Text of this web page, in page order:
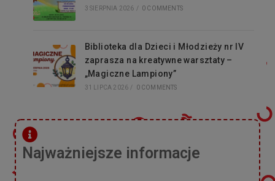
3 SIERPNIA 2026 / 0 COMMENTS
Biblioteka dla Dzieci i Młodzieży nr IV
zaprasza na kreatywne warsztaty –
„Magiczne Lampiony”
31 LIPCA 2026 / 0 COMMENTS
Najważniejsze informacje